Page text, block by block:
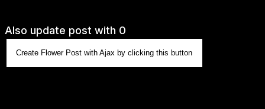
Also update post with 0
Create Flower Post with Ajax by clicking this button